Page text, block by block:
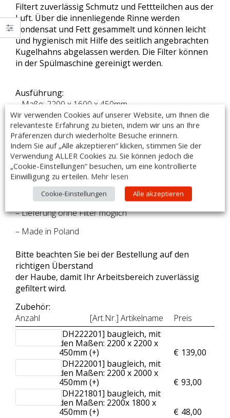
Filtert zuverlässig Schmutz und Fettteilchen aus der
Luft. Über die innenliegende Rinne werden
Kondensat und Fett gesammelt und können leicht
und hygienisch mit Hilfe des seitlich angebrachten
Kugelhahns abgelassen werden. Die Filter können
in der Spülmaschine gereinigt werden.
Ausführung:
– Maße: 2200 x 1600 x 450mm
– bestimmt für das Abführen von Wrasen
– hergestellt aus rostfreiem, ferritischem Stahl AISI 441
– verschweißte Ecken des Haubenkörpers
– gefalzte Ränder und entgratete Schnittkanten
– umlaufende Fett-/Kondensatsammelrinne mit
Ablassventil
– inklusive LED-Beleuchtung (230 V), IP68
– 5 herausnehmbare Filter Typ B (Standard)
– Lieferung ohne Filter möglich
– Made in Poland
Bitte beachten Sie bei der Bestellung auf den
richtigen Überstand
der Haube, damit Ihr Arbeitsbereich zuverlässig
gefiltert wird.
Zubehör:
Anzahl
[Art.Nr.] Artikelname
Preis
[DH222201] baugleich, mit
den Maßen: 2200 x 2200 x
450mm (+
€ 139,00
)
[DH222001] baugleich, mit
den Maßen: 2200 x 2000 x
450mm (+
€ 93,00
)
[DH221801] baugleich, mit
den Maßen: 2200x 1800 x
450mm (+
€ 48,00
)
Wir verwenden Cookies auf unserer Website, um Ihnen die
relevanteste Erfahrung zu bieten, indem wir uns an Ihre
Präferenzen durch wiederholte Besuche erinnern.
Indem Sie auf „Alle akzeptieren“ klicken, stimmen Sie der
Verwendung ALLER Cookies zu. Sie können jedoch die
„Cookie-Einstellungen“ besuchen, um eine kontrollierte
Einwilligung zu erteilen. Mehr lesen
Cookie-Einstellungen Alle akzeptieren